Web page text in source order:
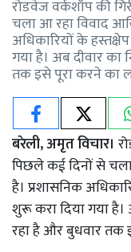
रोडवेज वर्कशॉप की
चला आ रहा विवाद
अधिकारियों के
गया है। अब दीवार का
तक इसे पूरा करने का
बरेली, अमृत विचार।
पिछले कई दिनों से
है। प्रशासनिक
शुरू करा दिया गया है।
रहा है और बुधवार तक